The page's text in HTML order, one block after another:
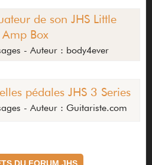
de son JHS Little
Box
- Auteur : body4ever
pédales JHS 3 Series
- Auteur : Guitariste.com
DU FORUM JHS